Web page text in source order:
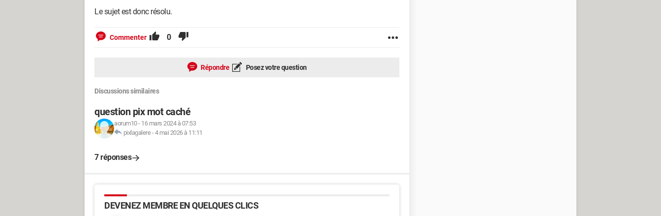
Le sujet est donc résolu.
Commenter 0
Répondre Posez votre question
Discussions similaires
question pix mot caché
aorum10- 16 mars 2024 à 07:53
pixlagalere-4 mai 2026 à 11:11
7 réponses
DEVENEZ MEMBRE EN QUELQUES CLICS